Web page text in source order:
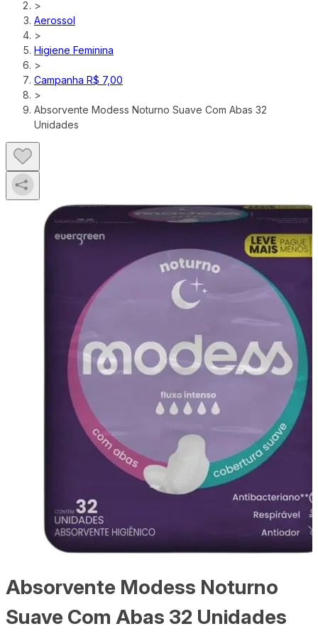
>
Aerossol
>
Higiene Feminina
>
Campanha R$ 7,00
>
Absorvente Modess Noturno Suave Com Abas 32
Unidades
Absorvente Modess Noturno
Suave Com Abas 32 Unidades